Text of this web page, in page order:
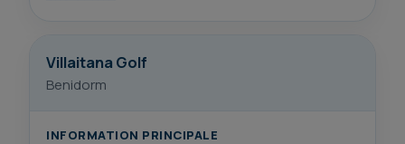
Villaitana Golf
Benidorm
INFORMATION PRINCIPALE